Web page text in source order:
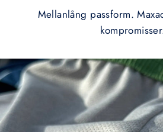
Mellanlång passform.